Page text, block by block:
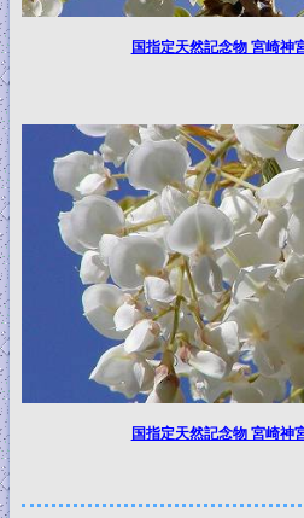
国指定天然記念物 宮崎神
国指定天然記念物 宮崎神